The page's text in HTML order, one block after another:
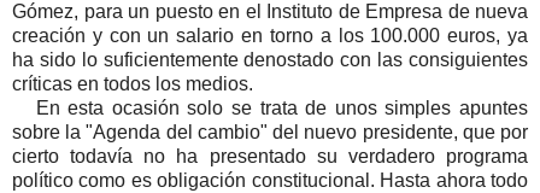
Gómez, para un puesto en el Instituto de Empresa de nueva
creación y con un salario en torno a los 100.000 euros, ya
ha sido lo suficientemente denostado con las consiguientes
críticas en todos los medios.
En esta ocasión solo se trata de unos simples apuntes
sobre la "Agenda del cambio" del nuevo presidente, que por
cierto todavía no ha presentado su verdadero programa
político como es obligación constitucional. Hasta ahora todo